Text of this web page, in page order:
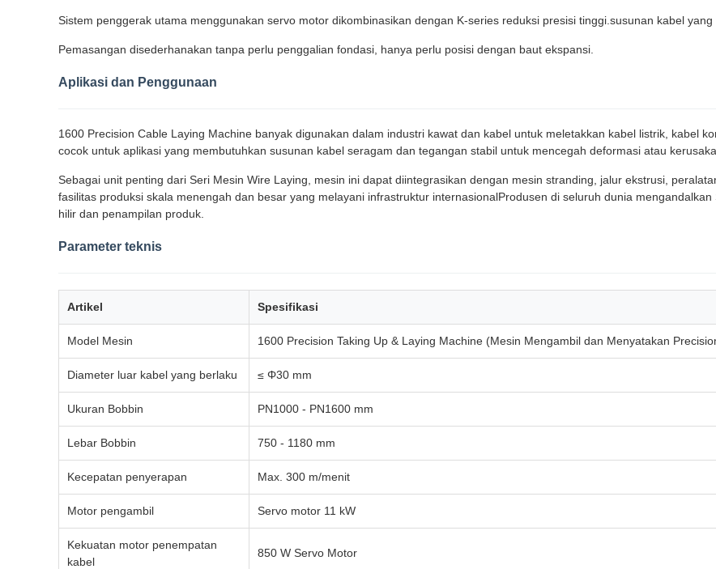
Sistem penggerak utama menggunakan servo motor dikombinasikan dengan K-series reduksi presisi tinggi.susunan kabel yang
Pemasangan disederhanakan tanpa perlu penggalian fondasi, hanya perlu posisi dengan baut ekspansi.
Aplikasi dan Penggunaan
1600 Precision Cable Laying Machine banyak digunakan dalam industri kawat dan kabel untuk meletakkan kabel listrik, kabel
cocok untuk aplikasi yang membutuhkan susunan kabel seragam dan tegangan stabil untuk mencegah deformasi atau
Sebagai unit penting dari Seri Mesin Wire Laying, mesin ini dapat diintegrasikan dengan mesin stranding, jalur ekstrusi,
fasilitas produksi skala menengah dan besar yang melayani infrastruktur internasionalProdusen di seluruh dunia
hilir dan penampilan produk.
Parameter teknis
Artikel Spesifikasi
Model Mesin 1600 Precision Taking Up & Laying Machine (Mesin Mengambil dan Menyatakan
Diameter luar kabel yang berlaku ≤ Φ30 mm
Ukuran Bobbin PN1000 - PN1600 mm
Lebar Bobbin 750 - 1180 mm
Kecepatan penyerapan Max. 300 m/menit
Motor pengambil Servo motor 11 kW
Kekuatan motor penempatan
kabel
850 W Servo Motor